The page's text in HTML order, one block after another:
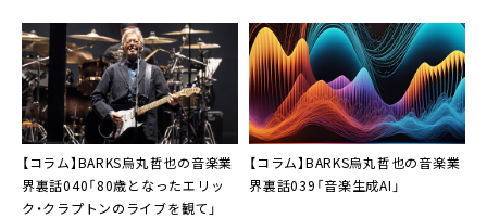
【コラム】BARKS烏丸哲也の音楽業
界裏話040「80歳となったエリッ
ク・クラプトンのライブを観て」
【コラム】BARKS烏丸哲也の音楽業
界裏話039「音楽生成AI」